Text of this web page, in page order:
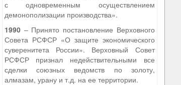
с одновременным осуществлением
демонополизации производства».
1990– Принято постановление Верховного
Совета РСФСР «О защите экономического
суверенитета России». Верховный Совет
РСФСР признал недействительными все
сделки союзных ведомств по золоту,
алмазам, урану и т.д. на ее территории.